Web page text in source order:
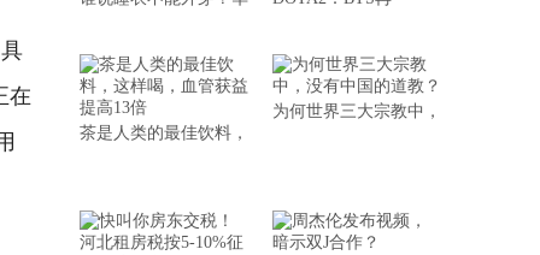
在
茶是人类的最佳饮料，
为何世界三大宗教中，